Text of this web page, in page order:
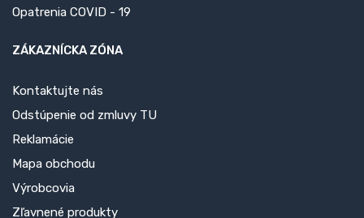
Opatrenia COVID - 19
ZÁKAZNÍCKA ZÓNA
Kontaktujte nás
Odstúpenie od zmluvy TU
Reklamácie
Mapa obchodu
Výrobcovia
Zľavnené produkty